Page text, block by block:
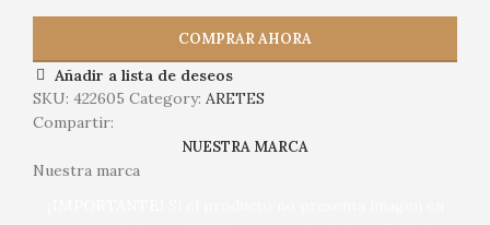
COMPRAR AHORA
Añadir a lista de deseos
SKU: 422605 Category: ARETES
Compartir:
NUESTRA MARCA
Nuestra marca